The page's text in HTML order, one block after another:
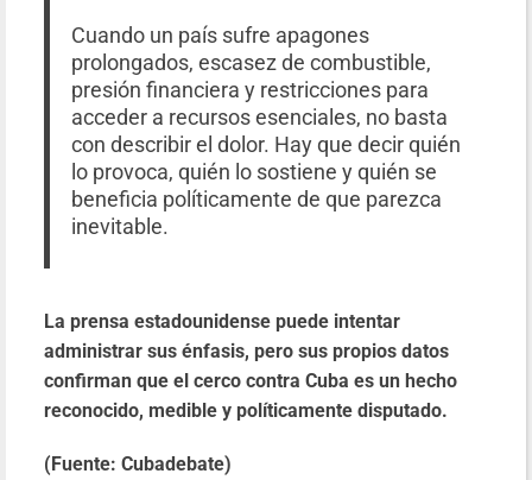
Cuando un país sufre apagones
prolongados, escasez de combustible,
presión financiera y restricciones para
acceder a recursos esenciales, no basta
con describir el dolor. Hay que decir quién
lo provoca, quién lo sostiene y quién se
beneficia políticamente de que parezca
inevitable.
La prensa estadounidense puede intentar
administrar sus énfasis, pero sus propios datos
confirman que el cerco contra Cuba es un hecho
reconocido, medible y políticamente disputado.
(Fuente: Cubadebate)